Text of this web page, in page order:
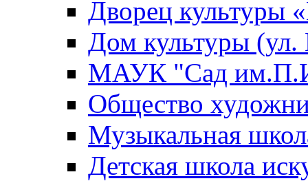
Дворец культуры
Дом культуры (ул.
МАУК "Сад
Общество
Музыкальная
Детская школа